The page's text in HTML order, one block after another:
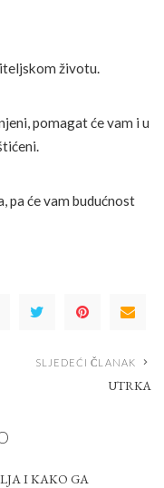
životu.
pomagat će vam i u
pa će vam budućnost
SLJEDEĆI ČLANAK
UTRKA
I KAKO GA